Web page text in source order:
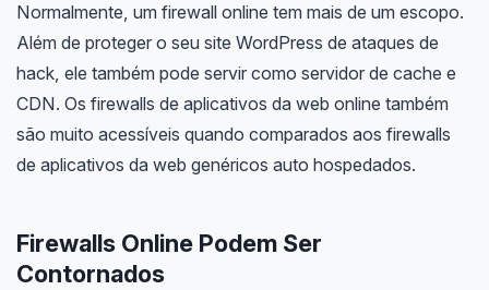
Normalmente, um firewall online tem mais de um escopo.
Além de proteger o seu site WordPress de ataques de
hack, ele também pode servir como servidor de cache e
CDN. Os firewalls de aplicativos da web online também
são muito acessíveis quando comparados aos firewalls
de aplicativos da web genéricos auto hospedados.
Firewalls Online Podem Ser
Contornados